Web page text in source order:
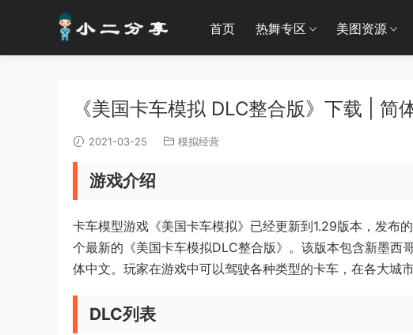
首页 热舞专区 美图资源
《美国卡车模拟 DLC整合版》下载 |
2021-03-25 模拟经营
游戏介绍
卡车模型游戏《美国卡车模拟》已经更新到1.29版本，发布
个最新的《美国卡车模拟DLC整合版》。该版本包含新墨西
体中文。玩家在游戏中可以驾驶各种类型的卡车，在各大城
DLC列表